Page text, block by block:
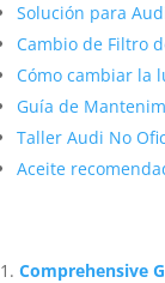
Solución para
Cambio de Filtro
Cómo cambiar la
Guía de
Taller Audi No
Aceite
Comprehensive